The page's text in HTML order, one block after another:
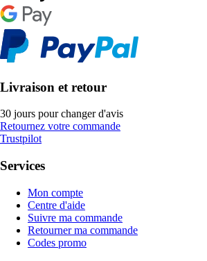
Livraison et retour
30 jours pour changer d'avis
Retournez votre commande
Trustpilot
Services
Mon compte
Centre d'aide
Suivre ma commande
Retourner ma commande
Codes promo